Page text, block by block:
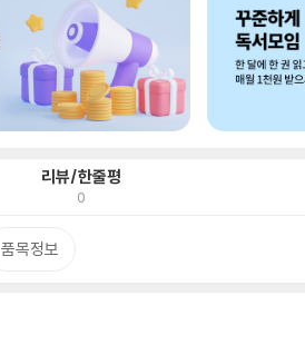
리뷰/한줄평
0
품목정보